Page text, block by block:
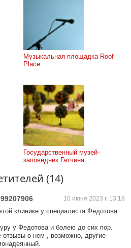
Музыкальная площадка Roof
Place
Государственный музей-
заповедник Гатчина
(14)
10 июня 2023 г. 13:18
клинике у специалиста Федотова
у Федотова и болею до сих пор.
отзывы о нем , возможно, другие